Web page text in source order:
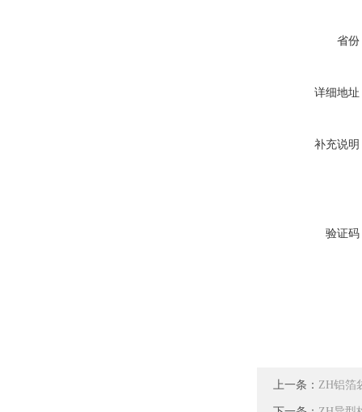
省份
详细地址
补充说明
验证码
上一条： ZH铝箔